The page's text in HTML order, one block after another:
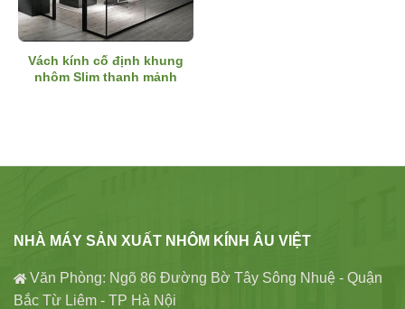
Vách kính cố định khung
nhôm Slim thanh mảnh
NHÀ MÁY SẢN XUẤT NHÔM KÍNH ÂU VIỆT
Văn Phòng: Ngõ 86 Đường Bờ Tây Sông Nhuệ - Quận
Bắc Từ Liêm - TP Hà Nội